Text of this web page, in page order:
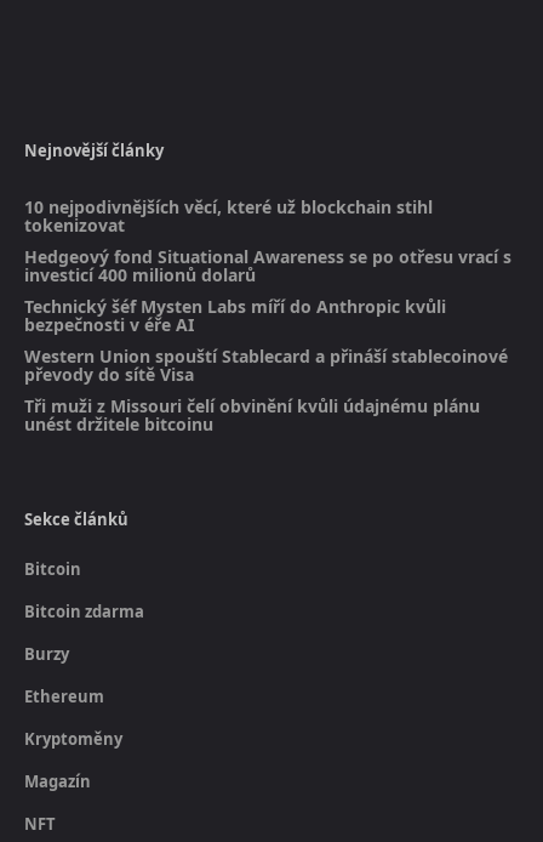
Nejnovější články
10 nejpodivnějších věcí, které už blockchain stihl
tokenizovat
Hedgeový fond Situational Awareness se po otřesu vrací s
investicí 400 milionů dolarů
Technický šéf Mysten Labs míří do Anthropic kvůli
bezpečnosti v éře AI
Western Union spouští Stablecard a přináší stablecoinové
převody do sítě Visa
Tři muži z Missouri čelí obvinění kvůli údajnému plánu
unést držitele bitcoinu
Sekce článků
Bitcoin
Bitcoin zdarma
Burzy
Ethereum
Kryptoměny
Magazín
NFT